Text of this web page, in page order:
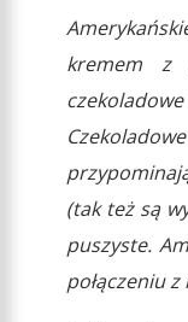
kremem z
(tak też są
puszyste.
połączeniu